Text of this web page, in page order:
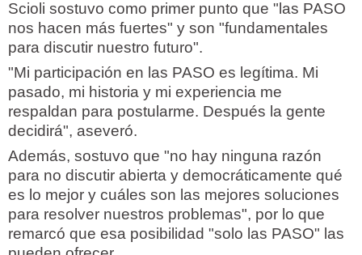
Scioli sostuvo como primer punto que "las PASO
nos hacen más fuertes" y son "fundamentales
para discutir nuestro futuro".
"Mi participación en las PASO es legítima. Mi
pasado, mi historia y mi experiencia me
respaldan para postularme. Después la gente
decidirá", aseveró.
Además, sostuvo que "no hay ninguna razón
para no discutir abierta y democráticamente qué
es lo mejor y cuáles son las mejores soluciones
para resolver nuestros problemas", por lo que
remarcó que esa posibilidad "solo las PASO" las